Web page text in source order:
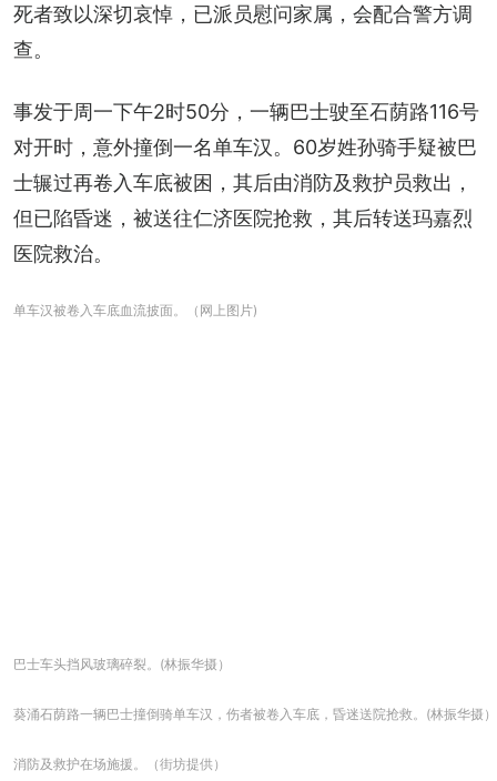
死者致以深切哀悼，已派员慰问家属，会配合警方调
查。
事发于周一下午2时50分，一辆巴士驶至石荫路116号
对开时，意外撞倒一名单车汉。60岁姓孙骑手疑被巴
士辗过再卷入车底被困，其后由消防及救护员救出，
但已陷昏迷，被送往仁济医院抢救，其后转送玛嘉烈
医院救治。
单车汉被卷入车底血流披面。（网上图片)
巴士车头挡风玻璃碎裂。(林振华摄）
葵涌石荫路一辆巴士撞倒骑单车汉，伤者被卷入车底，昏迷送院抢救。(林振华摄）
消防及救护在场施援。（街坊提供）